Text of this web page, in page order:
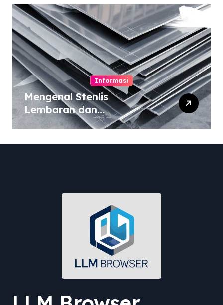
Informasi
Mengenal Stenlis
Lembaran dan
Komposisinya